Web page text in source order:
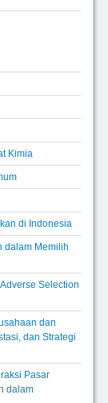
Kimia
di Indonesia
dalam Memilih
Selection
dan
dan Strategi
Pasar
dalam